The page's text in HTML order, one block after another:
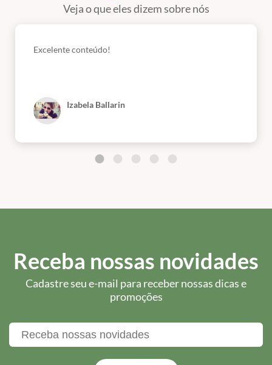
Veja o que eles dizem sobre nós
Excelente conteúdo!
Izabela Ballarin
Receba nossas novidades
Cadastre seu e-mail para receber nossas dicas e
promoções